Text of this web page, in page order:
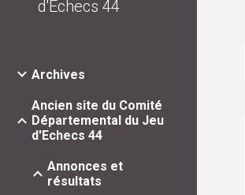
d'Echecs 44
Archives
Ancien site du Comité
Départemental du Jeu
d'Echecs 44
Annonces et
résultats